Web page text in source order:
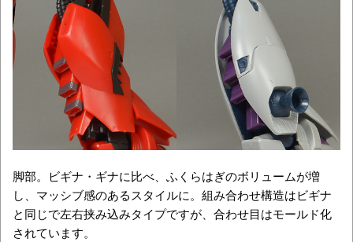
脚部。ビギナ・ギナに比べ、ふくらはぎのボリュームが増
し、マッシブ感のあるスタイルに。組み合わせ構造はビギナ
と同じで左右挟み込みタイプですが、合わせ目はモールド化
されています。